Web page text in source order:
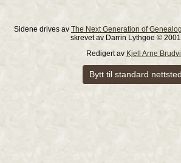
Sidene drives av The Next Generation of
skrevet av Darrin Lythgoe ©
Redigert av Kjell Arne
Bytt til standard nettsted